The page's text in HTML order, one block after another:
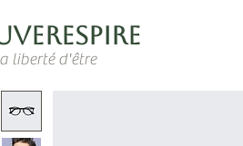
liberté d'être